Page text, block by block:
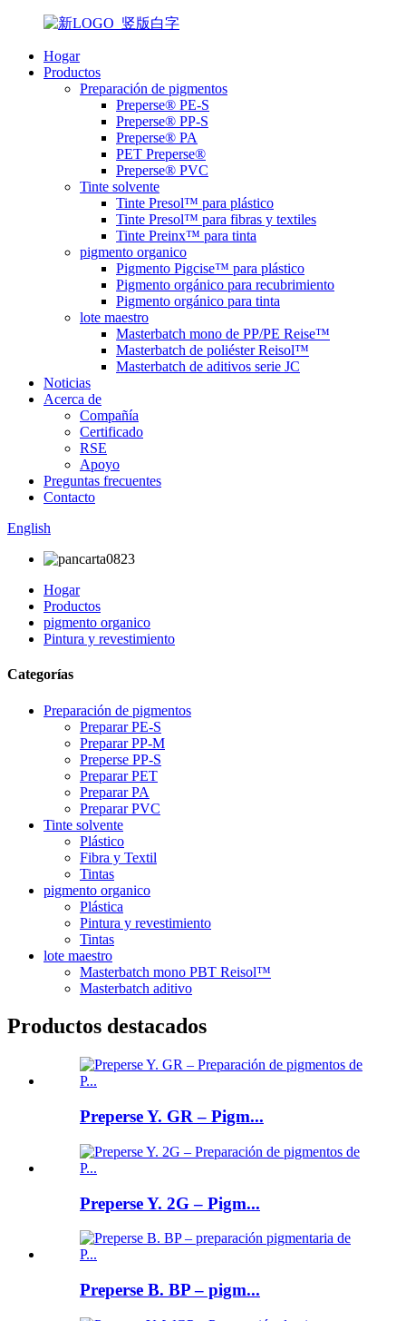
Hogar
Productos
Preparación de pigmentos
Preperse® PE-S
Preperse® PP-S
Preperse® PA
PET Preperse®
Preperse® PVC
Tinte solvente
Tinte Presol™ para plástico
Tinte Presol™ para fibras y textiles
Tinte Preinx™ para tinta
pigmento organico
Pigmento Pigcise™ para plástico
Pigmento orgánico para recubrimiento
Pigmento orgánico para tinta
lote maestro
Masterbatch mono de PP/PE Reise™
Masterbatch de poliéster Reisol™
Masterbatch de aditivos serie JC
Noticias
Acerca de
Compañía
Certificado
RSE
Apoyo
Preguntas frecuentes
Contacto
English
Hogar
Productos
pigmento organico
Pintura y revestimiento
Categorías
Preparación de pigmentos
Preparar PE-S
Preparar PP-M
Preperse PP-S
Preparar PET
Preparar PA
Preparar PVC
Tinte solvente
Plástico
Fibra y Textil
Tintas
pigmento organico
Plástica
Pintura y revestimiento
Tintas
lote maestro
Masterbatch mono PBT Reisol™
Masterbatch aditivo
Productos destacados
Preperse Y. GR – Pigm...
Preperse Y. 2G – Pigm...
Preperse B. BP – pigm...